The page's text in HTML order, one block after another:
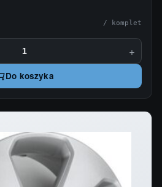
/ komplet
+
Do koszyka